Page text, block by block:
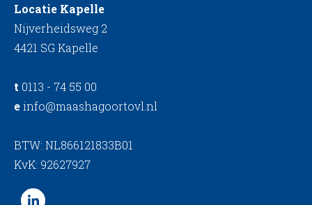
Locatie Kapelle
Nijverheidsweg 2
4421 SG Kapelle
t 0113 - 74 55 00
einfo@maashagoortovl.nl
BTW: NL866121833B01
KvK: 92627927